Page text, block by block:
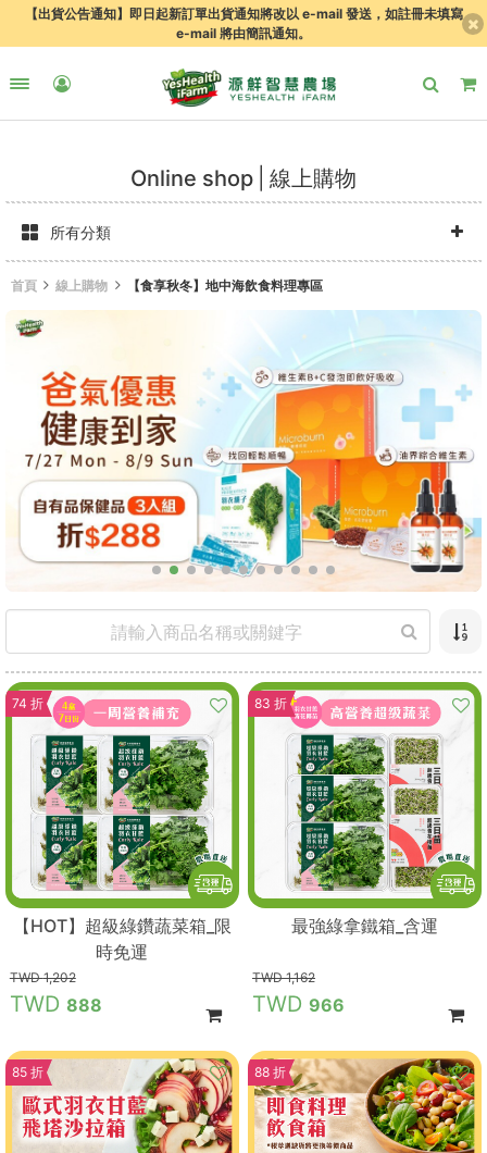
【出貨公告通知】即日起新訂單出貨通知將改以 e-mail 發送，如註冊未填寫
e-mail 將由簡訊通知。
Online shop 線上購物
所有分類
首頁 線上購物 【食享秋冬】地中海飲食料理專區
74 折
【HOT】超級綠鑽蔬菜箱_限
時免運
1,202
888
83 折
最強綠拿鐵箱_含運
1,162
966
85 折 88 折